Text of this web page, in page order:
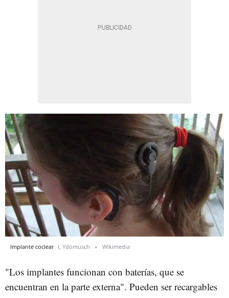
Implante coclear I, Ydomusch Wikimedia
"Los implantes funcionan con baterías, que se
encuentran en la parte externa". Pueden ser recargables